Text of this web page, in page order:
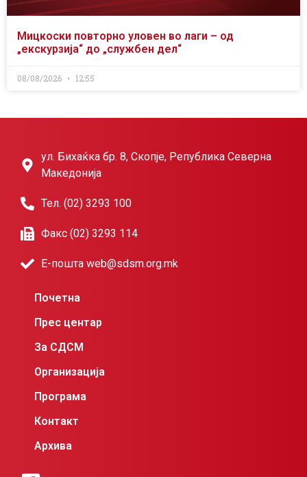
Мицкоски повторно уловен во лаги – од
„екскурзија“ до „службен дел“
08/08/2026 12:55
ул. Бихаќка бр. 8, Скопје, Република Северна
Македонија
Тел. (02) 3293 100
Факс (02) 3293 114
Е-пошта web@sdsm.org.mk
Почетна
Прес центар
За СДСМ
Организација
Програма
Контакт
Архива